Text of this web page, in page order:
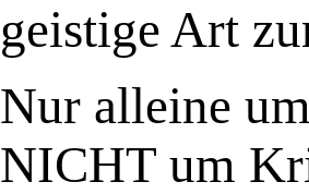
geistige Art
Nur alleine
NICHT um